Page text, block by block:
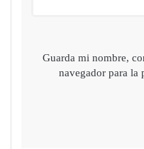
Guarda mi nombre,
navegador para la